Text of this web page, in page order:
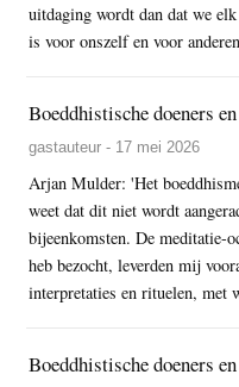
uitdaging wordt dan dat we
is voor onszelf en voor
Boeddhistische doeners
gastauteur - 17 mei 2026
Arjan Mulder: 'Het
weet dat dit niet wordt
bijeenkomsten. De meditatie-
heb bezocht, leverden mij
interpretaties en rituelen, met
Boeddhistische doeners